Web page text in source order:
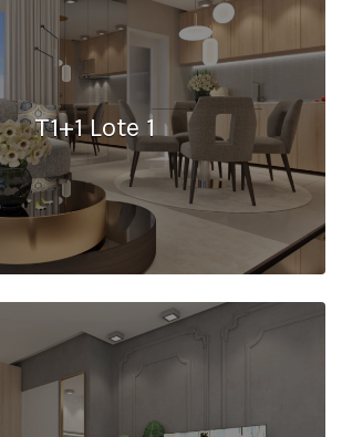
T1+1 Lote 1